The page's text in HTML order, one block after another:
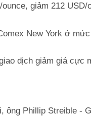
giảm 212
New York ở
dịch giảm giá cực
ông Phillip Streible -